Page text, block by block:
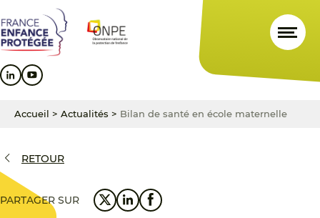
au
contenu
principal
au
menu
principal
au
pied
de
Accueil > Actualités > Bilan de santé en école maternelle
RETOUR
PARTAGER SUR